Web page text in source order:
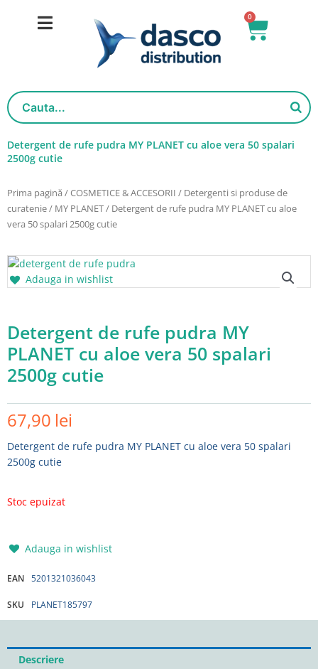
0
Cart
Detergent de rufe pudra MY PLANET cu aloe vera 50 spalari
2500g cutie
Prima pagină /COSMETICE & ACCESORII / Detergenti si produse de
curatenie/ MY PLANET/ Detergent de rufe pudra MY PLANET cu aloe
vera 50 spalari 2500g cutie
Adauga in wishlist
Detergent de rufe pudra MY
PLANET cu aloe vera 50 spalari
2500g cutie
67,90 lei
Detergent de rufe pudra MY PLANET cu aloe vera 50 spalari
2500g cutie
Stoc epuizat
Adauga in wishlist
EAN 5201321036043
SKU PLANET185797
Descriere